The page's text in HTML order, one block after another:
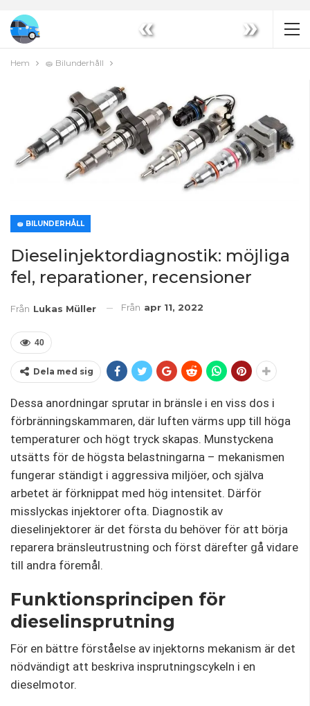
« »
Hem 🧽 Bilunderhåll
🧽 BILUNDERHÅLL
Dieselinjektordiagnostik: möjliga
fel, reparationer, recensioner
Från Lukas Müller Från apr 11, 2022
40
Dela med sig
Dessa anordningar sprutar in bränsle i en viss dos i
förbränningskammaren, där luften värms upp till höga
temperaturer och högt tryck skapas. Munstyckena
utsätts för de högsta belastningarna – mekanismen
fungerar ständigt i aggressiva miljöer, och själva
arbetet är förknippat med hög intensitet. Därför
misslyckas injektorer ofta. Diagnostik av
dieselinjektorer är det första du behöver för att börja
reparera bränsleutrustning och först därefter gå vidare
till andra föremål.
Funktionsprincipen för
dieselinsprutning
För en bättre förståelse av injektorns mekanism är det
nödvändigt att beskriva insprutningscykeln i en
dieselmotor.